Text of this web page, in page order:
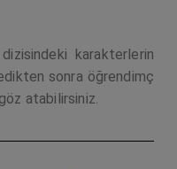
dizisindeki karakterlerin
sonra öğrendimç
atabilirsiniz.